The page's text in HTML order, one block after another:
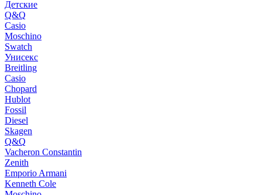
Детские
Q&Q
Casio
Moschino
Swatch
Унисекс
Breitling
Casio
Chopard
Hublot
Fossil
Diesel
Skagen
Q&Q
Vacheron Constantin
Zenith
Emporio Armani
Kenneth Cole